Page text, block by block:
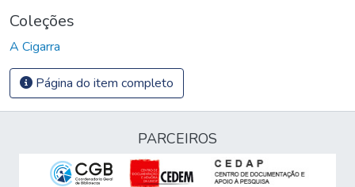
Coleções
A Cigarra
Página do item completo
PARCEIROS